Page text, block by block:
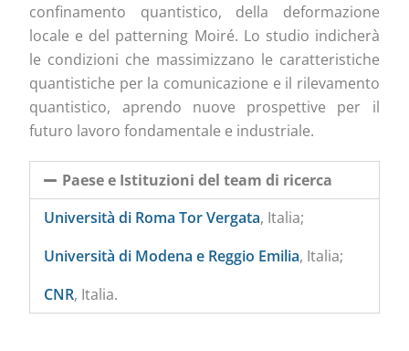
confinamento quantistico, della deformazione
locale e del patterning Moiré. Lo studio indicherà
le condizioni che massimizzano le caratteristiche
quantistiche per la comunicazione e il rilevamento
quantistico, aprendo nuove prospettive per il
futuro lavoro fondamentale e industriale.
Paese e Istituzioni del team di ricerca
Università di Roma Tor Vergata, Italia;
Università di Modena e Reggio Emilia, Italia;
CNR, Italia.